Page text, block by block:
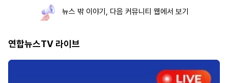
뉴스 밖 이야기, 다음 커뮤니티 웹에서 보기
연합뉴스TV 라이브